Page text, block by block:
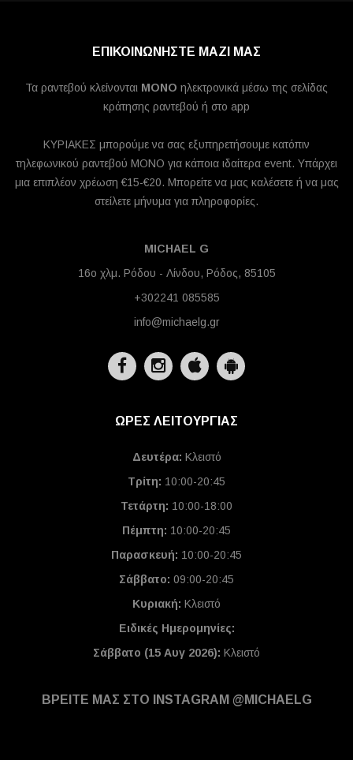
ΕΠΙΚΟΙΝΩΝΗΣΤΕ ΜΑΖΙ ΜΑΣ
Τα ραντεβού κλείνονται MONO ηλεκτρονικά μέσω της σελίδας
κράτησης ραντεβού ή στο app
ΚΥΡΙΑΚΕΣ μπορούμε να σας εξυπηρετήσουμε κατόπιν
τηλεφωνικού ραντεβού ΜΟΝΟ για κάποια ιδαίτερα event. Υπάρχει
μια επιπλέον χρέωση €15-€20. Μπορείτε να μας καλέσετε ή να μας
στείλετε μήνυμα για πληροφορίες.
MICHAEL G
16ο χλμ. Ρόδου - Λίνδου, Ρόδος, 85105
+302241 085585
info@michaelg.gr
ΩΡΕΣ ΛΕΙΤΟΥΡΓΙΑΣ
Δευτέρα: Κλειστό
Τρίτη: 10:00-20:45
Τετάρτη: 10:00-18:00
Πέμπτη: 10:00-20:45
Παρασκευή: 10:00-20:45
Σάββατο: 09:00-20:45
Κυριακή: Κλειστό
Ειδικές Ημερομηνίες:
Σάββατο (15 Αυγ 2026): Κλειστό
ΒΡΕΙΤΕ ΜΑΣ ΣΤΟ INSTAGRAM @MICHAELG